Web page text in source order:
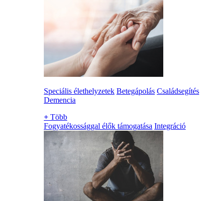
Speciális élethelyzetek Betegápolás Családsegítés
Demencia
+ Több
Fogyatékossággal élők támogatása Integráció